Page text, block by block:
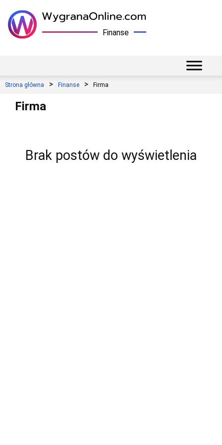
Finanse
Strona główna Finanse Firma
Firma
Brak postów do wyświetlenia